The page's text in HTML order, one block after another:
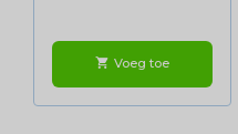
shopping_cart Voeg toe